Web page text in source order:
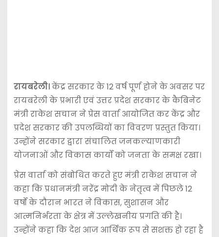
रायबरेली।केंद्र सरकार के 12 वर्ष पूर्ण होने के अवसर पर
रायबरेली के प्रभारी एवं उत्तर प्रदेश सरकार के कैबिनेट
मंत्री राकेश सचान ने प्रेस वार्ता आयोजित कर केंद्र और
प्रदेश सरकार की उपलब्धियों का विवरण प्रस्तुत किया।
उन्होंने सरकार द्वारा संचालित जनकल्याणकारी
योजनाओं और विकास कार्यों को जनता के समक्ष रखा।
प्रेस वार्ता को संबोधित करते हुए मंत्री राकेश सचान ने
कहा कि प्रधानमंत्री नरेंद्र मोदी के नेतृत्व में पिछले 12
वर्षों के दौरान भारत ने विकास, सुशासन और
आत्मनिर्भरता के क्षेत्र में उल्लेखनीय प्रगति की है।
उन्होंने कहा कि देश आज आर्थिक रूप से सशक्त हो रहा है